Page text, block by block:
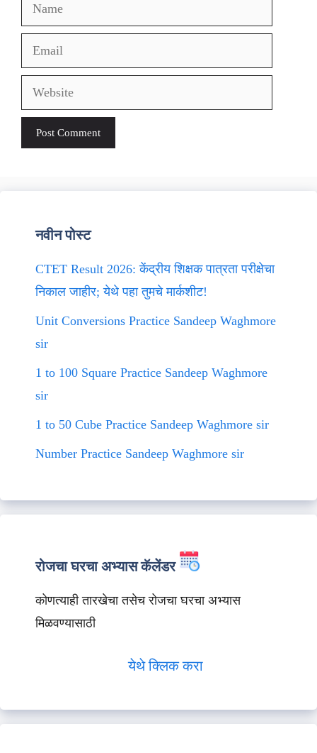
Email
Website
नवीन पोस्ट
CTET Result 2026: केंद्रीय शिक्षक पात्रता परीक्षेचा
निकाल जाहीर; येथे पहा तुमचे मार्कशीट!
Unit Conversions Practice Sandeep Waghmore
sir
1 to 100 Square Practice Sandeep Waghmore
sir
1 to 50 Cube Practice Sandeep Waghmore sir
Number Practice Sandeep Waghmore sir
रोजचा घरचा अभ्यास कॅलेंडर
कोणत्याही तारखेचा तसेच रोजचा घरचा अभ्यास
मिळवण्यासाठी
येथे क्लिक करा